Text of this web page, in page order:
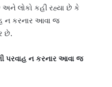
અને લોકો કહી રહ્યા છે કે
ન કરનાર આવા જ
છે.
પરવાહ ન કરનાર આવા જ